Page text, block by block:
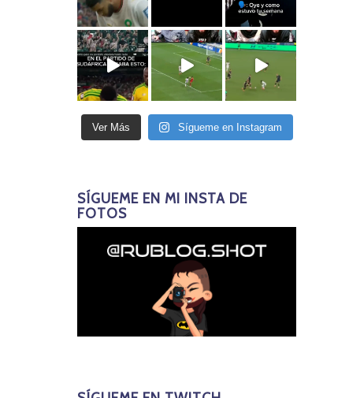
Ver Más Sígueme en Instagram
SÍGUEME EN MI INSTA DE
FOTOS